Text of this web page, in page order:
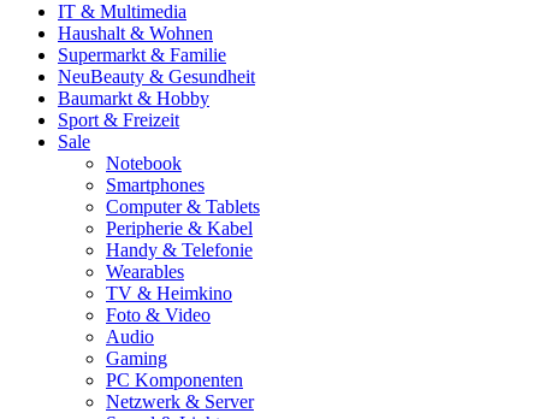
IT & Multimedia
Haushalt & Wohnen
Supermarkt & Familie
NeuBeauty & Gesundheit
Baumarkt & Hobby
Sport & Freizeit
Sale
Notebook
Smartphones
Computer & Tablets
Peripherie & Kabel
Handy & Telefonie
Wearables
TV & Heimkino
Foto & Video
Audio
Gaming
PC Komponenten
Netzwerk & Server